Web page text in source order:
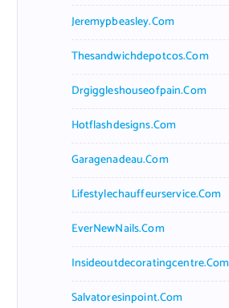
Jeremypbeasley.com
Thesandwichdepotcos.com
Drgiggleshouseofpain.com
Hotflashdesigns.com
Garagenadeau.com
Lifestylechauffeurservice.com
EverNewNails.com
Insideoutdecoratingcentre.com
Salvatoresinpoint.com